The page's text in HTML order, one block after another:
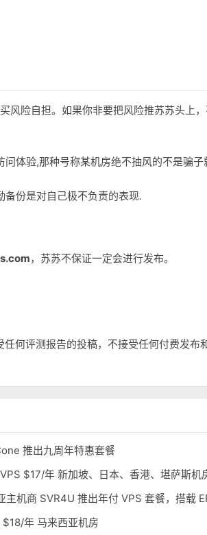
风险自担。如果你非要把风险推苏苏头上
体验,那种号称某机房绝不抽风的不是骗子
份是对自己极不负责的表现.
，苏苏不保证一定会进行发布。
何评测报告的投稿，不接受任何付费发布
推出九周年特惠套餐
$17/年 新加坡、日本、香港、堪萨斯机
$18/年 马来西亚机房